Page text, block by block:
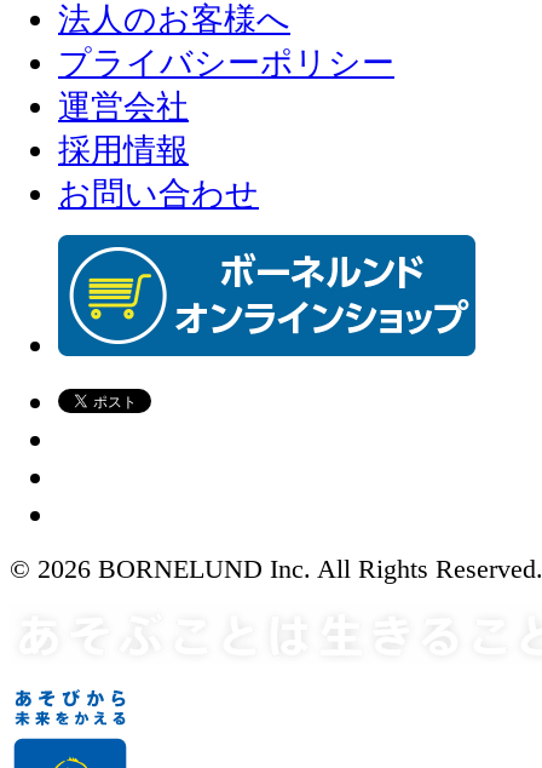
法人のお客様へ
プライバシーポリシー
運営会社
採用情報
お問い合わせ
© 2026 BORNELUND Inc. All Rights Reserved.